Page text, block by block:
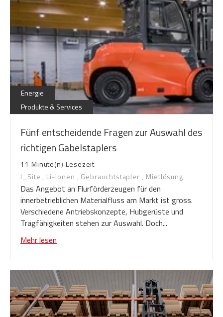
Energie
Produkte & Services
Fünf entscheidende Fragen zur Auswahl des
richtigen Gabelstaplers
11 Minute(n) Lesezeit
I_Site , Li-Ionen , Gebrauchtstapler , Mietlösung
Das Angebot an Flurförderzeugen für den
innerbetrieblichen Materialfluss am Markt ist gross.
Verschiedene Antriebskonzepte, Hubgerüste und
Tragfähigkeiten stehen zur Auswahl. Doch...
Mehr lesen